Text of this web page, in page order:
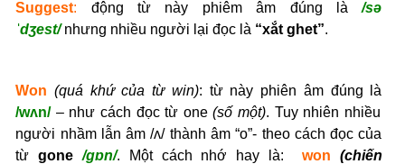
Suggest: động từ này phiêm âm đúng là /sə
ˈdʒest/nhưng nhiều người lại đọc là “xắt ghet”.
Won (quá khứ của từ win): từ này phiên âm đúng là
/wʌn/– như cách đọc từ one(số một). Tuy nhiên nhiều
người nhầm lẫn âm /ʌ/ thành âm “o”- theo cách đọc của
từgone /ɡɒn/. Một cách nhớ hay là: won
(chiến